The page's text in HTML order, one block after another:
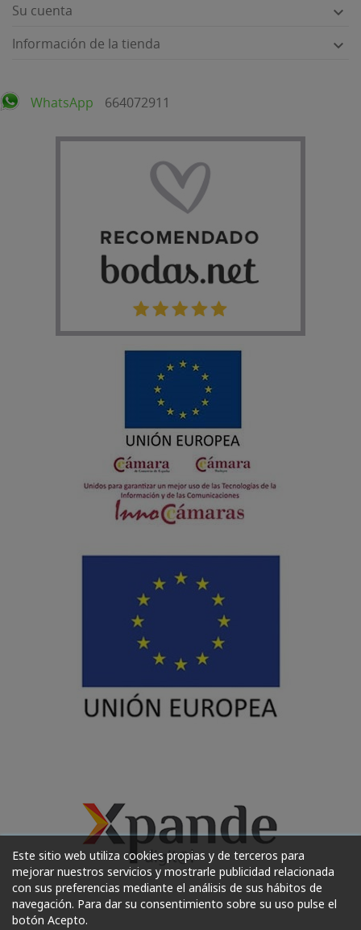
Su cuenta 
Información de la tienda 
WhatsApp 664072911
Este sitio web utiliza cookies propias y de terceros para
mejorar nuestros servicios y mostrarle publicidad relacionada
con sus preferencias mediante el análisis de sus hábitos de
navegación. Para dar su consentimiento sobre su uso pulse el
botón Acepto.